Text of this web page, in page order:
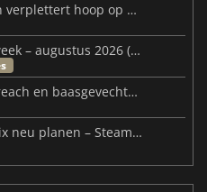
Steam Frame-prijs lekt uit en verplettert hoop op betaalbare VR
Niuwe Videogames van de week – augustus 2026 (week 32)
Palworld-update maakt Sunreach en baasgevechten stabieler
Microsoft könnte Project Helix neu planen – Steam-Support wackelt